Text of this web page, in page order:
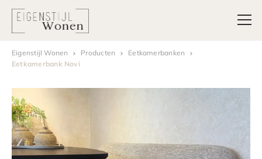
Eigenstijl Wonen Producten
Eetkamerbanken
Eetkamerbank Novi